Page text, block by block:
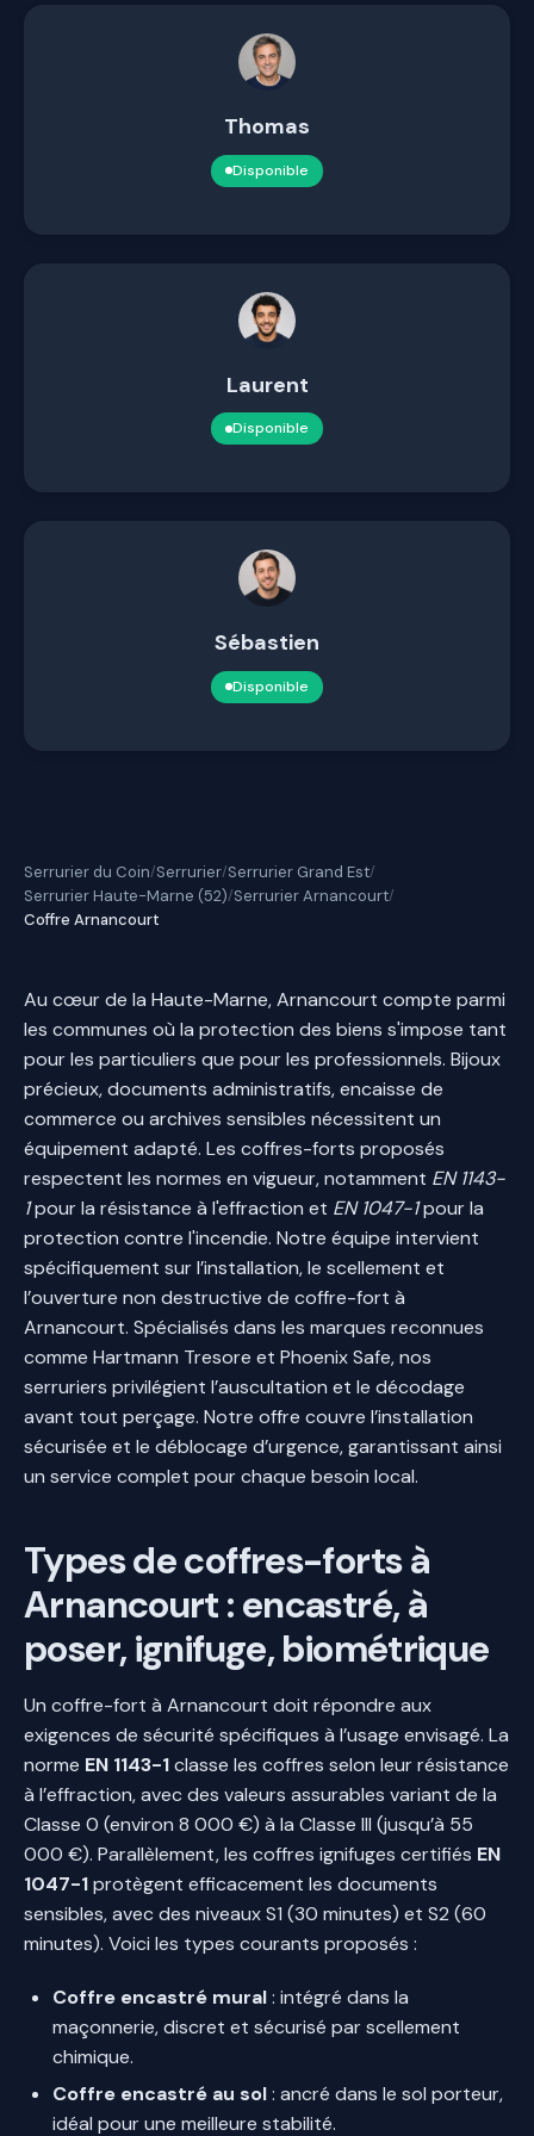
Thomas
Disponible
Laurent
Disponible
Sébastien
Disponible
Serrurier du Coin/Serrurier/Serrurier Grand Est/
Serrurier Haute-Marne (52)/Serrurier Arnancourt/
Coffre Arnancourt
Au cœur de la Haute-Marne, Arnancourt compte parmi
les communes où la protection des biens s'impose tant
pour les particuliers que pour les professionnels. Bijoux
précieux, documents administratifs, encaisse de
commerce ou archives sensibles nécessitent un
équipement adapté. Les coffres-forts proposés
respectent les normes en vigueur, notamment EN 1143-
1pour la résistance à l'effraction et EN 1047-1pour la
protection contre l'incendie. Notre équipe intervient
spécifiquement sur l’installation, le scellement et
l’ouverture non destructive de coffre-fort à
Arnancourt. Spécialisés dans les marques reconnues
comme Hartmann Tresore et Phoenix Safe, nos
serruriers privilégient l’auscultation et le décodage
avant tout perçage. Notre offre couvre l’installation
sécurisée et le déblocage d’urgence, garantissant ainsi
un service complet pour chaque besoin local.
Types de coffres-forts à
Arnancourt : encastré, à
poser, ignifuge, biométrique
Un coffre-fort à Arnancourt doit répondre aux
exigences de sécurité spécifiques à l’usage envisagé. La
norme EN 1143-1classe les coffres selon leur résistance
à l’effraction, avec des valeurs assurables variant de la
Classe 0 (environ 8 000 €) à la Classe III (jusqu’à 55
000 €). Parallèlement, les coffres ignifuges certifiés EN
1047-1protègent efficacement les documents
sensibles, avec des niveaux S1 (30 minutes) et S2 (60
minutes). Voici les types courants proposés :
Coffre encastré mural: intégré dans la
maçonnerie, discret et sécurisé par scellement
chimique.
Coffre encastré au sol: ancré dans le sol porteur,
idéal pour une meilleure stabilité.